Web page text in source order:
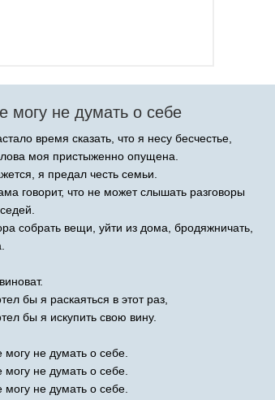
могу не думать о себе
время сказать, что я несу бесчестье,
моя пристыженно опущена.
я предал честь семьи.
говорит, что не может слышать разговоры
собрать вещи, уйти из дома, бродяжничать,
бы я раскаяться в этот раз,
бы я искупить свою вину.
могу не думать о себе.
могу не думать о себе.
могу не думать о себе.